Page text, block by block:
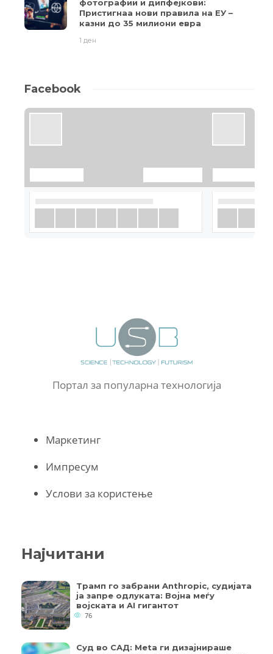
фотографии и дипфејкови:
Пристигнаа нови правила на ЕУ –
казни до 35 милиони евра
1 ден
Facebook
Портал за популарна технологија
Маркетинг
Импресум
Услови за користење
Најчитани
Трамп го забрани Anthropic, судијата
ја запре одлуката: Војна меѓу
војската и AI гигантот
76
Суд во САД: Meta ги дизајнираше